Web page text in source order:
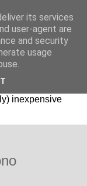
e Baratos. //
inexpensive
its services
user-agent are
and security
usage